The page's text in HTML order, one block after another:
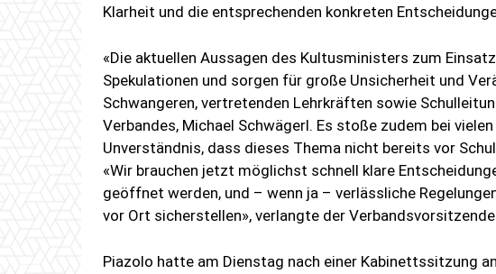
Klarheit und die entsprechenden konkreten
«Die aktuellen Aussagen des Kultusministers zum
Spekulationen und sorgen für große Unsicherheit und
Schwangeren, vertretenden Lehrkräften sowie
Verbandes, Michael Schwägerl. Es stoße zudem bei
Unverständnis, dass dieses Thema nicht bereits vor
«Wir brauchen jetzt möglichst schnell klare
geöffnet werden, und – wenn ja – verlässliche
vor Ort sicherstellen», verlangte der
Piazolo hatte am Dienstag nach einer Kabinettssitzung